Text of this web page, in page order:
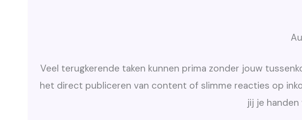
Veel terugkerende taken kunnen prima zonder jouw
het direct publiceren van content of slimme reacties op
jij je